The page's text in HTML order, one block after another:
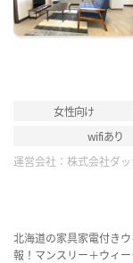
女性向け
wifiあり
運営会社： 株式会社ダッ
北海道の家具家電付き
報！マンスリー＋ウィ